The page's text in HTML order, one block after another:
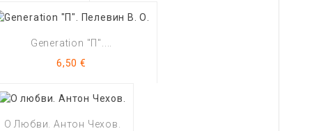
Generation "П"....
Цена
6,50 €
О Любви. Антон Чехов.